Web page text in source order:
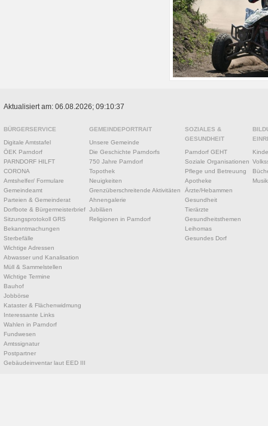
Aktualisiert am: 06.08.2026; 09:10:37
BÜRGERSERVICE
Digitale Amtstafel
ÖEK Parndorf
PARNDORF HILFT
CORONA
Amtshelfer/ Formulare
Gemeindeamt
Parteien & Gemeinderat
Dorfbote & Bürgermeisterbrief
Sitzungsprotokoll GRS
Bekanntmachungen
Sterbefälle
Wichtige Adressen
Abwasser und Kanalisation
Müll & Sammelstellen
Wichtige Termine
Bauhof
Jobbörse
Kataster & Flächenwidmung
Interessante Links
Wahlen in Parndorf
Fundwesen
Amtssignatur
Postpartner
Gebäudeinventar laut EED III
GEMEINDEPORTRAIT
Unsere Gemeinde
Die Geschichte Parndorfs
750 Jahre Parndorf
Topothek
Neuigkeiten
Grenzüberschreitende Aktivitäten
Ahnengalerie
Jubiläen
Religionen in Parndorf
SOZIALES &
GESUNDHEIT
Parndorf GEHT
Soziale Organisationen
Pflege und Betreuung
Apotheke
Ärzte/Hebammen
Gesundheit
Tierärzte
Gesundheitsthemen
Leihomas
Gesundes Dorf